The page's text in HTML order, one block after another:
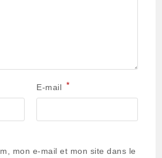
E-mail *
mon e-mail et mon site dans le